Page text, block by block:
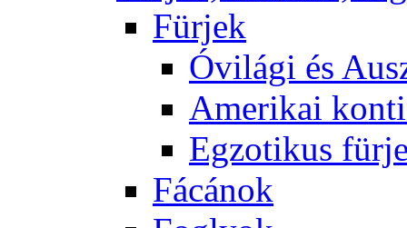
Fürjek
Óvilági és
Amerikai
Egzotikus
Fácánok